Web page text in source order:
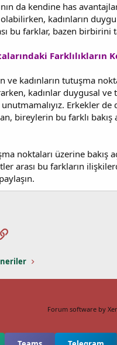
da kendine has
kadınların
bu farklar, bazen birbirini
Farklılıkların
ve kadınların tutuşma
kadınlar duygusal
unutmamalıyız. Erkekler
bireylerin bu farklı bakış
noktaları üzerine bakış
arası bu farkların
Link
Forum software by